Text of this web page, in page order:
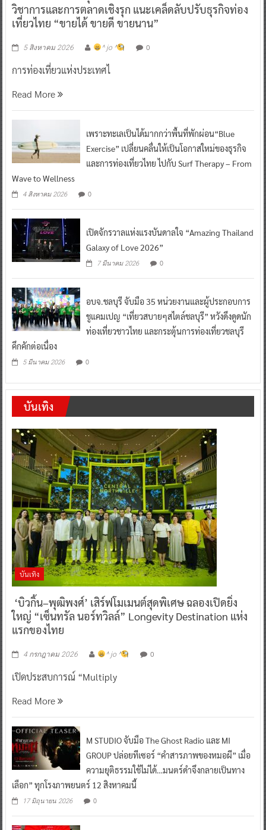
วิชาการและการตลาดเชิงรุก แนะเคล็ดลับปรับธุรกิจท่อง
เที่ยวไทย “ขายได้ ขายดี ขายนาน”
5 สิงหาคม 2026 ^ jo ^ 0
การท่องเที่ยวแห่งประเทศไ
Read More
เพราะทะเลเป็นได้มากกว่าพื้นที่พักผ่อน“Blue
Exercise” เปลี่ยนคลื่นให้เป็นโอกาสใหม่ของธุรกิจ
และการท่องเที่ยวไทย ไปกับ Surf Therapy – From
Wave to Wellness
4 สิงหาคม 2026 0
เปิดจักรวาลแห่งแรงบันดาลใจ “Amazing Thailand
Galaxy of Love 2026”
7 มีนาคม 2026 0
อบจ.ชลบุรี จับมือ 35 หน่วยงานและผู้ประกอบการ
ชูแคมเปญ “เที่ยวสบายๆสไตล์ชลบุรี” หวังดึงดูดนัก
ท่องเที่ยวชาวไทย และกระตุ้นการท่องเที่ยวชลบุรี
คึกคักต่อเนื่อง
5 มีนาคม 2026 0
บันเทิง
บันเทิง
‘บิวกิ้น–พุฒิพงศ์’ เสิร์ฟโมเมนต์สุดพิเศษ ฉลองเปิดยิ่ง
ใหญ่ “เซ็นทรัล นอร์ทวิลล์” Longevity Destination แห่ง
แรกของไทย
4 กรกฎาคม 2026 ^ jo ^ 0
เปิดประสบการณ์ “Multiply
Read More
M STUDIO จับมือ The Ghost Radio และ MI
GROUP ปล่อยทีเซอร์ “คำสารภาพของหมอผี” เมื่อ
ความยุติธรรมใช้ไม่ได้…มนตร์ดำจึงกลายเป็นทาง
เลือก” ทุกโรงภาพยนตร์ 12 สิงหาคมนี้
17 มิถุนายน 2026 0